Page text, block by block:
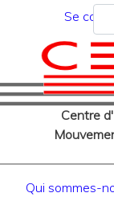
Se
Centre
Qui sommes-